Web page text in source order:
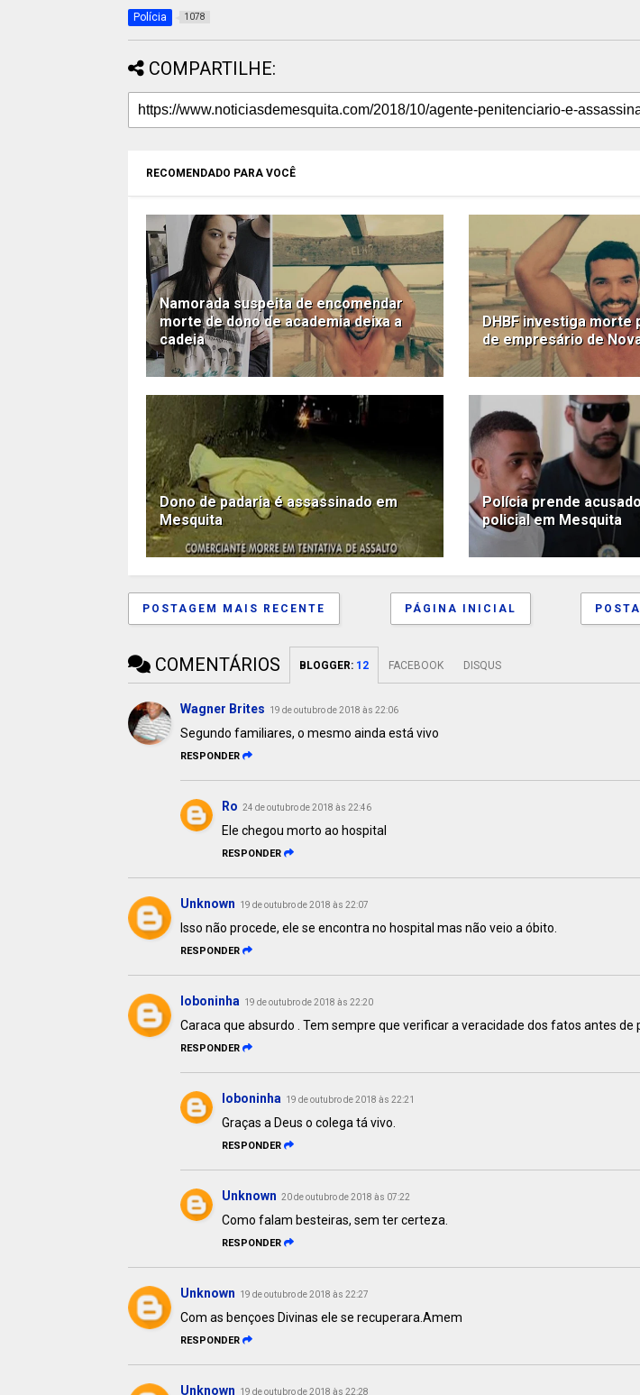
Polícia 1078
COMPARTILHE:
RECOMENDADO PARA VOCÊ
Namorada suspeita de encomendar
morte de dono de academia deixa a
cadeia
DHBF investiga morte
de empresário de
Dono de padaria é assassinado em
Mesquita
Polícia prende
policial em Mesquita
POSTAGEM MAIS RECENTE PÁGINA INICIAL
COMENTÁRIOS BLOGGER: 12 FACEBOOK DISQUS
Wagner Brites 19 de outubro de 2018 às 22:06
Segundo familiares, o mesmo ainda está vivo
RESPONDER
Ro 24 de outubro de 2018 às 22:46
Ele chegou morto ao hospital
RESPONDER
Unknown 19 de outubro de 2018 às 22:07
Isso não procede, ele se encontra no hospital mas não veio a óbito.
RESPONDER
loboninha 19 de outubro de 2018 às 22:20
Caraca que absurdo . Tem sempre que verificar a veracidade dos fatos antes de
RESPONDER
loboninha 19 de outubro de 2018 às 22:21
Graças a Deus o colega tá vivo.
RESPONDER
Unknown 20 de outubro de 2018 às 07:22
Como falam besteiras, sem ter certeza.
RESPONDER
Unknown 19 de outubro de 2018 às 22:27
Com as bençoes Divinas ele se recuperara.Amem
RESPONDER
Unknown 19 de outubro de 2018 às 22:28